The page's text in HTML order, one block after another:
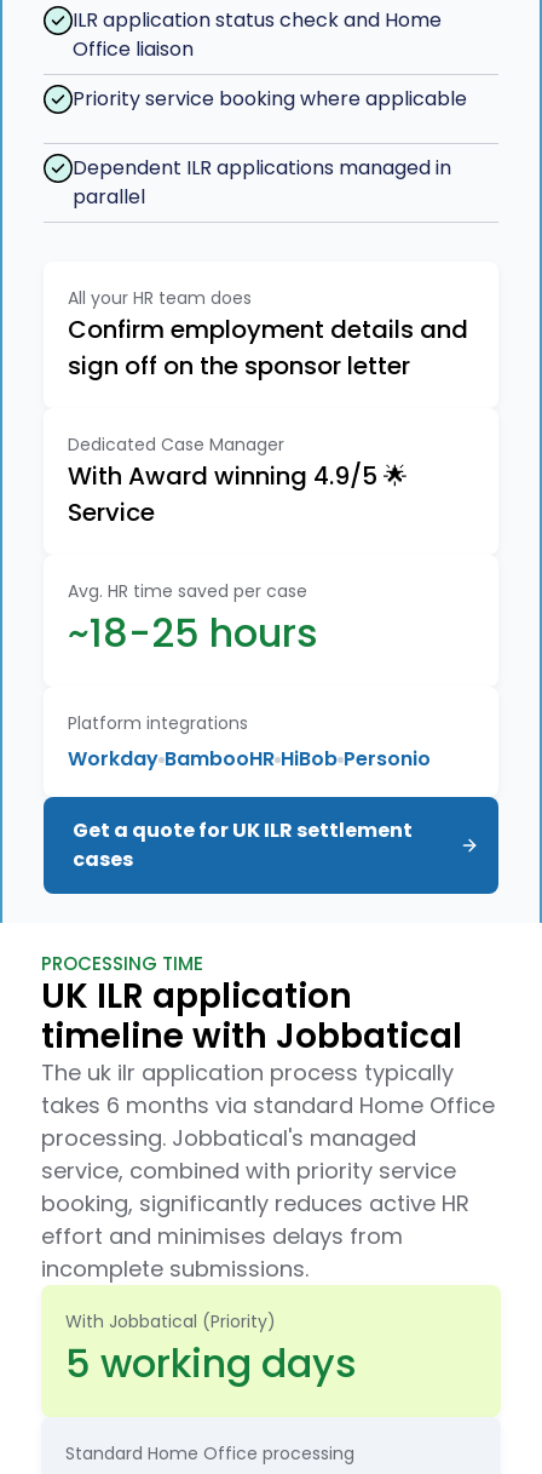
ILR application status check and Home
Office liaison
Priority service booking where applicable
Dependent ILR applications managed in
parallel
All your HR team does
Confirm employment details and
sign off on the sponsor letter
Dedicated Case Manager
With Award winning 4.9/5 🌟
Service
Avg. HR time saved per case
~18-25 hours
Platform integrations
Workday BambooHR HiBob Personio
Get a quote for UK ILR settlement
cases
PROCESSING TIME
UK ILR application
timeline with Jobbatical
The uk ilr application process typically
takes 6 months via standard Home Office
processing. Jobbatical's managed
service, combined with priority service
booking, significantly reduces active HR
effort and minimises delays from
incomplete submissions.
With Jobbatical (Priority)
5 working days
Standard Home Office processing